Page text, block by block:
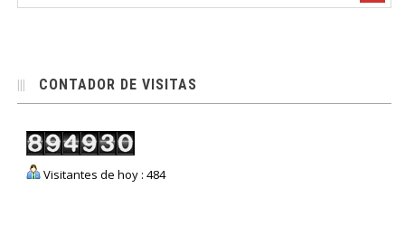
CONTADOR DE VISITAS
Visitantes de hoy : 484